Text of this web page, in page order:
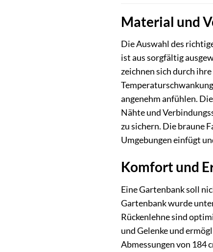
Material und
Die Auswahl des
ist aus sorgfältig
zeichnen sich durch
angenehm anfühlen.
Nähte und
zu sichern. Die braune
Umgebungen einfügt
Komfort und
Eine Gartenbank soll
Gartenbank wurde
Rückenlehne sind
und Gelenke und
Abmessungen von 184